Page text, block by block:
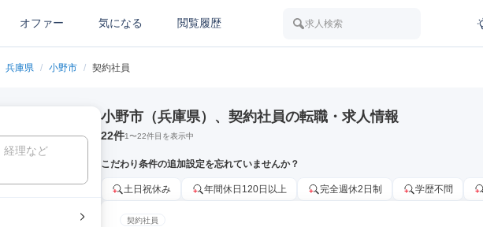
オファー 気になる 閲覧履歴 求人検索
兵庫県 / 小野市 / 契約社員
小野市（兵庫県）、契約社員の転職・求人情報
22件1〜22件目を表示中
こだわり条件の追加設定を忘れていませんか？
土日祝休み 年間休日120日以上 完全週休2日制 学歴不問
契約社員